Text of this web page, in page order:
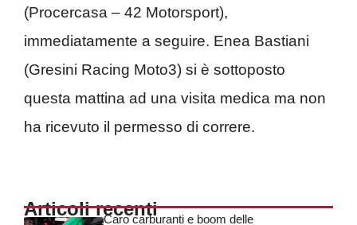
(Procercasa – 42 Motorsport),
immediatamente a seguire. Enea Bastiani
(Gresini Racing Moto3) si è sottoposto
questa mattina ad una visita medica ma non
ha ricevuto il permesso di correre.
Articoli recentiCaro carburanti e boom delle